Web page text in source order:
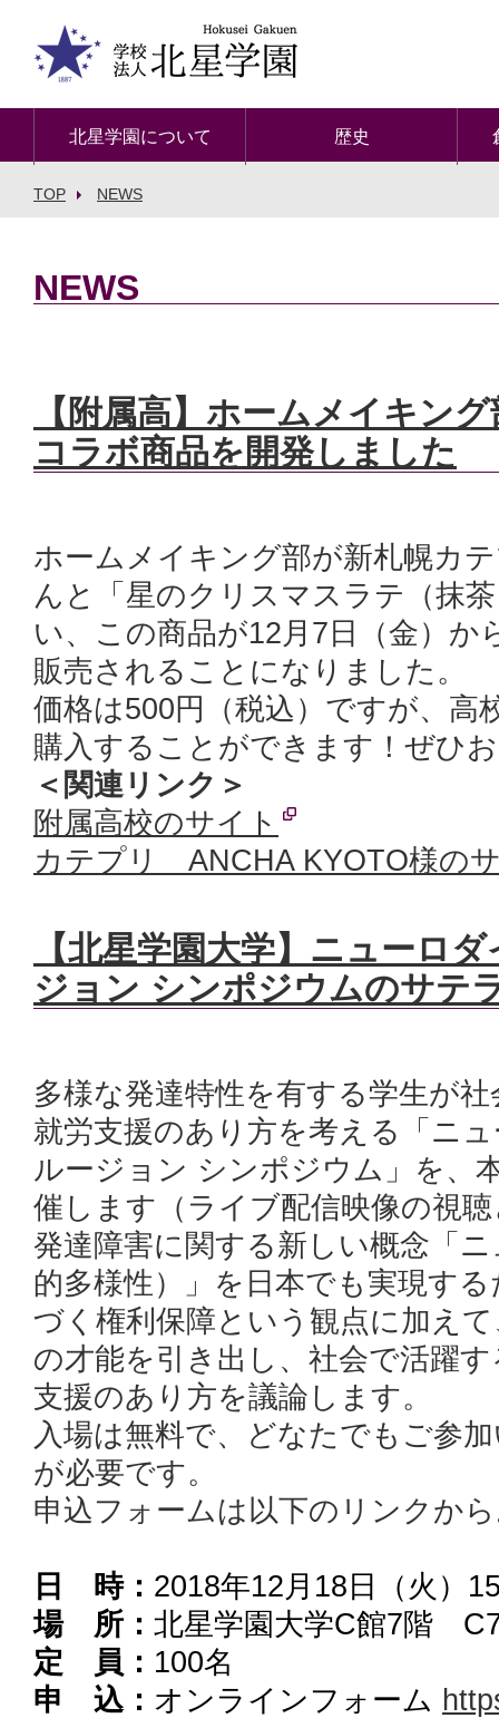
北星学園について 歴史
TOP NEWS
NEWS
【附属高】ホームメイキン
コラボ商品を開発しました
ホームメイキング部が新札幌カ
んと「星のクリスマスラテ（抹
い、この商品が12月7日（金）か
販売されることになりました。
価格は500円（税込）ですが、高
購入することができます！ぜひ
＜関連リンク＞
附属高校のサイト
カテプリ ANCHA KYOTO様の
【北星学園大学】ニューロ
ジョン シンポジウムのサテ
多様な発達特性を有する学生が
就労支援のあり方を考える「ニ
ルージョン シンポジウム」を、
催します（ライブ配信映像の視
発達障害に関する新しい概念「
的多様性）」を日本でも実現す
づく権利保障という観点に加え
の才能を引き出し、社会で活躍
支援のあり方を議論します。
入場は無料で、どなたでもご参
が必要です。
申込フォームは以下のリンクか
日 時： 2018年12月18日（火）
場 所： 北星学園大学C館7階
定 員： 100名
申 込： オンラインフォーム